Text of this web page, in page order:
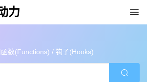
力
数(Functions) / 钩子(Hooks)